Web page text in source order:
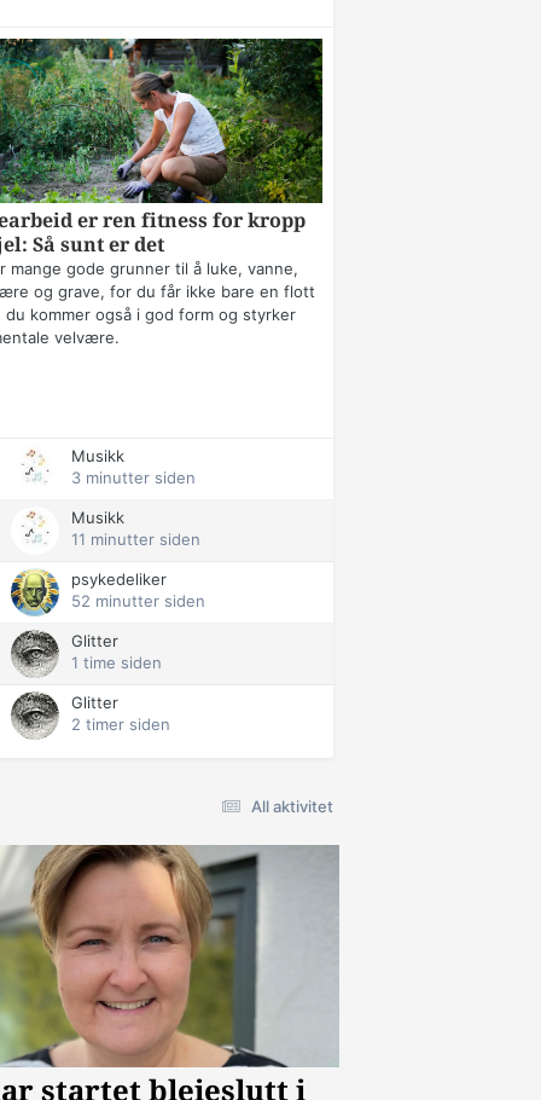
er ren fitness for kropp
Så sunt er det
mange gode grunner til å luke, vanne,
og grave, for du får ikke bare en flott
du kommer også i god form og styrker
velvære.
Musikk
3 minutter siden
Musikk
11 minutter siden
psykedeliker
52 minutter siden
Glitter
1 time siden
Glitter
2 timer siden
All aktivitet